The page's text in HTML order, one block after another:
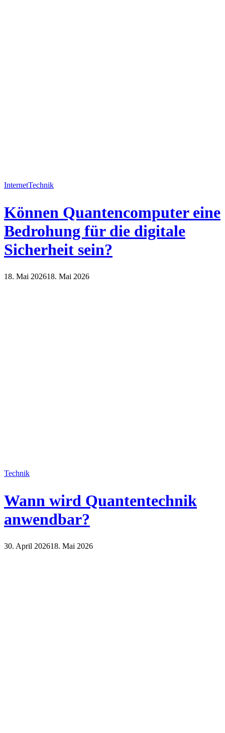
InternetTechnik
Können Quantencomputer eine
Bedrohung für die digitale
Sicherheit sein?
18. Mai 202618. Mai 2026
Technik
Wann wird Quantentechnik
anwendbar?
30. April 202618. Mai 2026